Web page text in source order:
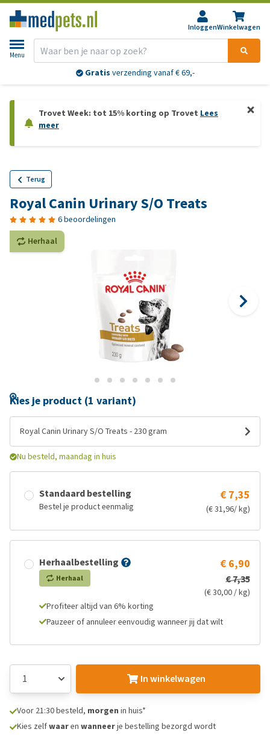
InloggenWinkelwagen
Menu
Gratis verzending vanaf € 69,-
Trovet Week: tot 15% korting op Trovet Lees
meer
Terug
Royal Canin Urinary S/O Treats
6 beoordelingen
Herhaal
Kies je product (1 variant)
Royal Canin Urinary S/O Treats - 230 gram
Nu besteld, maandag in huis
Standaard bestelling
Bestel je product eenmalig
€ 7,35
(€ 31,96/ kg)
Herhaalbestelling
Herhaal
€ 6,90
€ 7,35
(€ 30,00 / kg)
Profiteer altijd van 6% korting
Pauzeer of annuleer eenvoudig wanneer jij dat wilt
In winkelwagen
Voor 21:30 besteld, morgen in huis*
Kies zelfwaaren wanneerje bestelling bezorgd wordt